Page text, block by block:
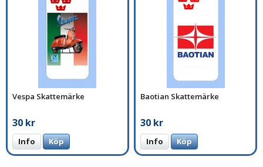
Vespa Skattemärke
30 kr
Info Köp
Baotian Skattemärke
30 kr
Info Köp